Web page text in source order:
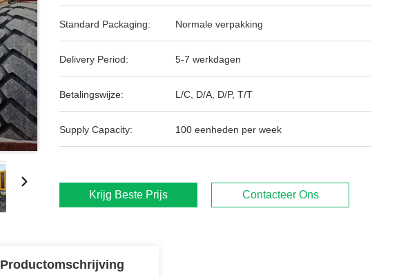
Standard Packaging: Normale verpakking
Delivery Period: 5-7 werkdagen
Betalingswijze: L/C, D/A, D/P, T/T
Supply Capacity: 100 eenheden per week
Krijg Beste Prijs Contacteer Ons
Productomschrijving